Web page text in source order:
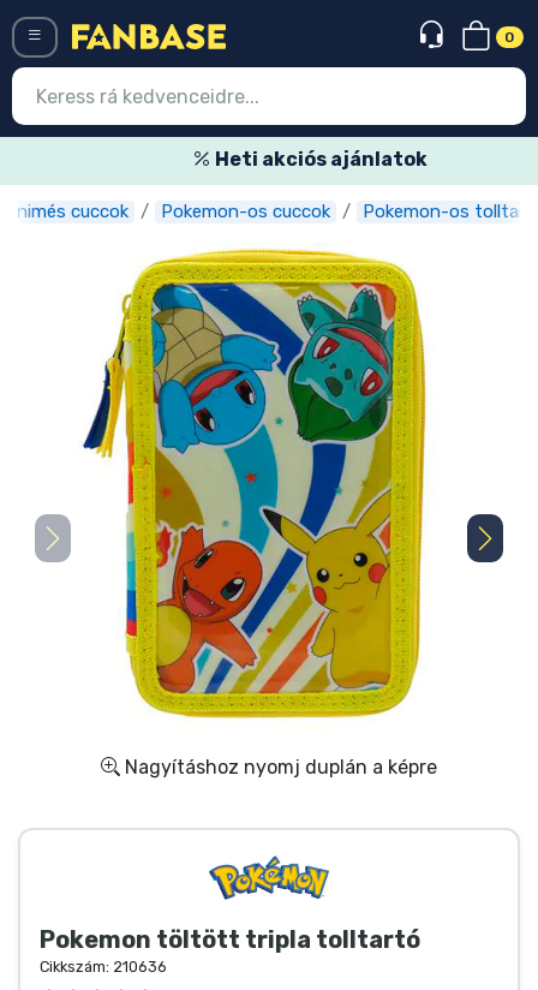
0
Heti akciós ajánlatok
Animés cuccok Pokemon-os cuccok Pokemon-os
Nagyításhoz nyomj duplán a képre
Pokemon töltött tripla tolltartó
Cikkszám: 210636
Belépés Regisztráció
Legújabb cuccok
Akciós ajánlatok
Express szállítás
Előrendelhető cuccok
Outlet cuccok
Ajándékkártya
Szállítás és fizetés
Sorozatos cuccok
Animés cuccok
Gamer cuccok